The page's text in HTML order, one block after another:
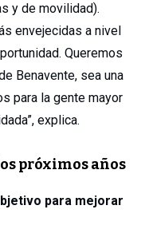
y de movilidad).
envejecidas a nivel
Queremos
Benavente, sea una
para la gente mayor
explica.
próximos años
para mejorar